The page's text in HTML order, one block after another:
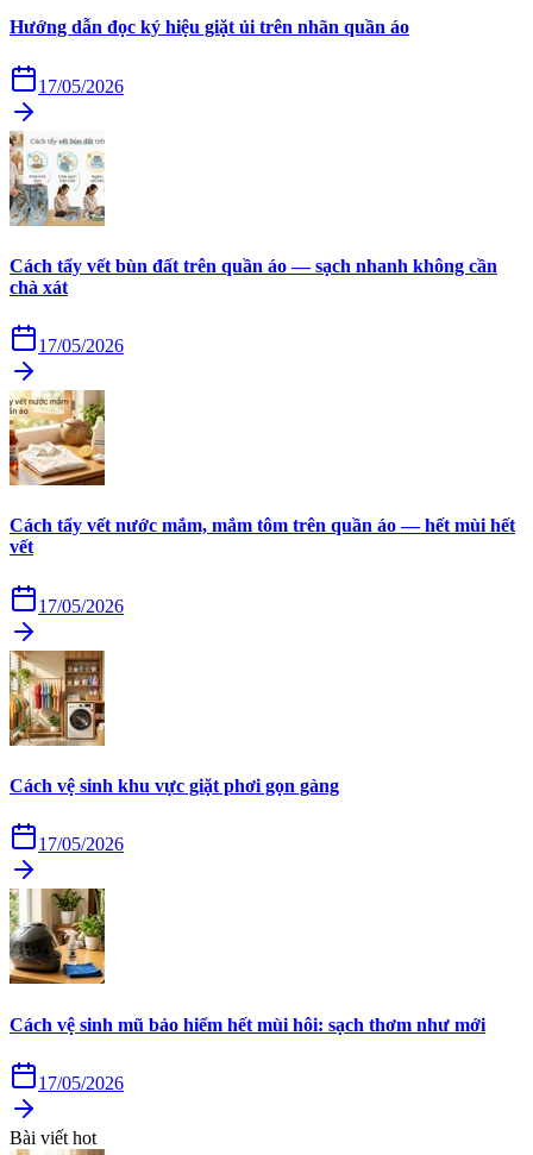
Hướng dẫn đọc ký hiệu giặt ủi trên nhãn quần áo
17/05/2026
Cách tẩy vết bùn đất trên quần áo — sạch nhanh không cần
chà xát
17/05/2026
Cách tẩy vết nước mắm, mắm tôm trên quần áo — hết mùi hết
vết
17/05/2026
Cách vệ sinh khu vực giặt phơi gọn gàng
17/05/2026
Cách vệ sinh mũ bảo hiểm hết mùi hôi: sạch thơm như mới
17/05/2026
Bài viết hot